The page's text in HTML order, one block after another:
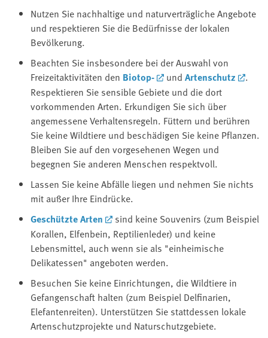
Nutzen Sie nachhaltige und naturverträgliche Angebote
und respektieren Sie die Bedürfnisse der lokalen
Bevölkerung.
Beachten Sie insbesondere bei der Auswahl von
Freizeitaktivitäten den Biotop- undArtenschutz
.
Respektieren Sie sensible Gebiete und die dort
vorkommenden Arten. Erkundigen Sie sich über
angemessene Verhaltensregeln. Füttern und berühren
Sie keine Wildtiere und beschädigen Sie keine Pflanzen.
Bleiben Sie auf den vorgesehenen Wegen und
begegnen Sie anderen Menschen respektvoll.
Lassen Sie keine Abfälle liegen und nehmen Sie nichts
mit außer Ihre Eindrücke.
Geschützte Arten
sind keine Souvenirs (zum Beispiel
Korallen, Elfenbein, Reptilienleder) und keine
Lebensmittel, auch wenn sie als "einheimische
Delikatessen" angeboten werden.
Besuchen Sie keine Einrichtungen, die Wildtiere in
Gefangenschaft halten (zum Beispiel Delfinarien,
Elefantenreiten). Unterstützen Sie stattdessen lokale
Artenschutzprojekte und Naturschutzgebiete.